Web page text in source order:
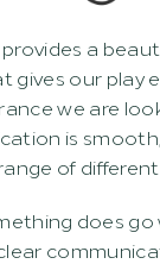
a
gives our play
we are
is
of
does go